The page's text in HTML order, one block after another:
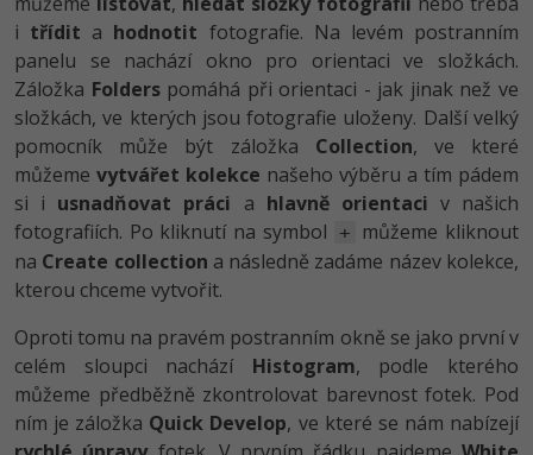
i třídit a hodnotit fotografie. Na levém postranním
panelu se nachází okno pro orientaci ve složkách.
Záložka Folderspomáhá při orientaci - jak jinak než ve
složkách, ve kterých jsou fotografie uloženy. Další velký
pomocník může být záložka Collection, ve které
můžeme vytvářet kolekce našeho výběru a tím pádem
si i usnadňovat práci a hlavně orientaci v našich
fotografiích. Po kliknutí na symbol
+
můžeme kliknout
na Create collection a následně zadáme název kolekce,
kterou chceme vytvořit.
Oproti tomu na pravém postranním okně se jako první v
celém sloupci nachází Histogram, podle kterého
můžeme předběžně zkontrolovat barevnost fotek. Pod
ním je záložka Quick Develop, ve které se nám nabízejí